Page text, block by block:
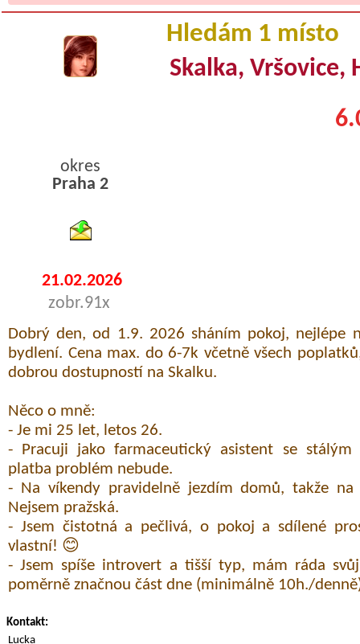
Hledám 1 místo
Skalka, Vršovice,
okres
Praha 2
21.02.2026
zobr.91x
Dobrý den, od 1.9. 2026 sháním pokoj, nejlépe
bydlení. Cena max. do 6-7k včetně všech
dobrou dostupností na Skalku.
Něco o mně:
- Je mi 25 let, letos 26.
- Pracuji jako farmaceutický asistent se stálým
platba problém nebude.
- Na víkendy pravidelně jezdím domů, takže
Nejsem pražská.
- Jsem čistotná a pečlivá, o pokoj a sdílené
vlastní! 😊
- Jsem spíše introvert a tišší typ, mám ráda
poměrně značnou část dne (minimálně 10h./
Kontakt:
Lucka